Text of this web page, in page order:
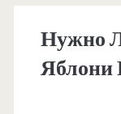
Нужно
Яблони